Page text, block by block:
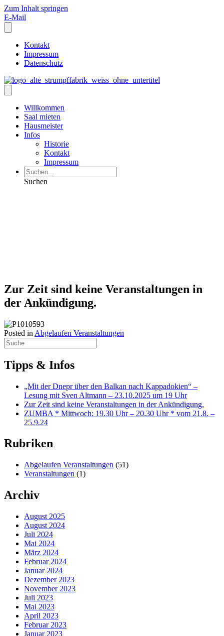
Zum Inhalt springen
E-Mail
Kontakt
Impressum
Datenschutz
Willkommen
Saal mieten
Hausmeister
Infos
Historie
Kontakt
Impressum
Suchen
Zur Zeit sind keine Veranstaltungen in
der Ankündigung.
Posted in Abgelaufen Veranstaltungen
Tipps & Infos
„Mit der Dnepr über den Balkan nach Kappadokien“ –
Lesung mit Sven Altmann – 23.10.2025 um 19 Uhr
Zur Zeit sind keine Veranstaltungen in der Ankündigung.
ZUMBA * Mittwoch: 19.30 Uhr – 20.30 Uhr * vom 21.8. –
25.9.24
Rubriken
Abgelaufen Veranstaltungen (51)
Veranstaltungen (1)
Archiv
August 2025
August 2024
Juli 2024
Mai 2024
März 2024
Februar 2024
Januar 2024
Dezember 2023
November 2023
Juli 2023
Mai 2023
April 2023
Februar 2023
Januar 2023